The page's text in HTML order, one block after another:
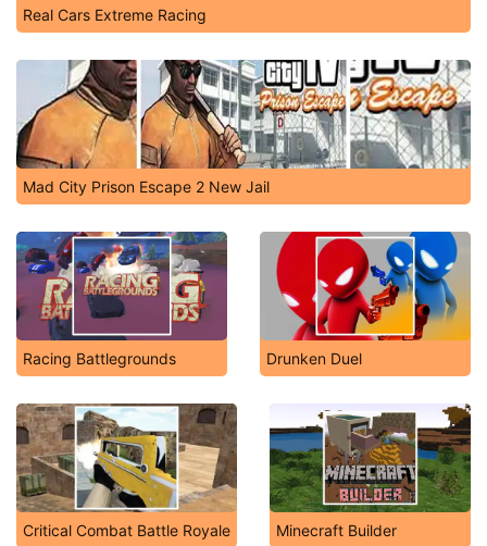
Real Cars Extreme Racing
Mad City Prison Escape 2 New Jail
Racing Battlegrounds Drunken Duel
Critical Combat Battle Royale Minecraft Builder